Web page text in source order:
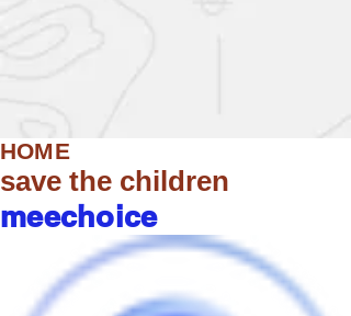
HOME
save the children
meechoice